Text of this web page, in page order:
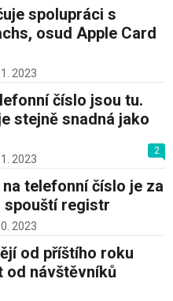
spolupráci s
osud Apple Card
2023
číslo jsou tu.
stejně snadná jako
2
2023
telefonní číslo je za
spouští registr
2023
od příštího roku
od návštěvníků